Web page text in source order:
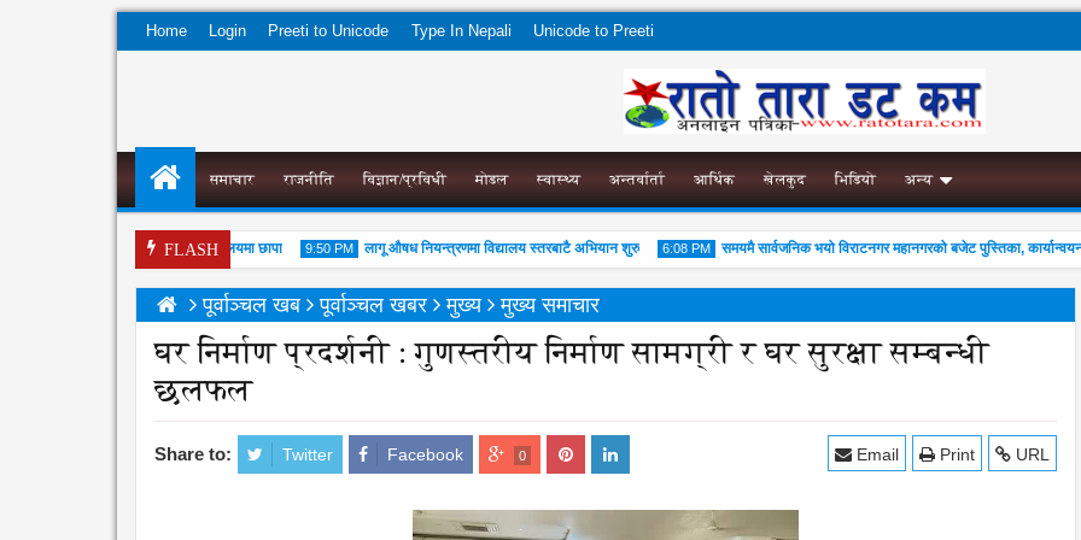
Home Login Preeti to Unicode Type In Nepali Unicode to Preeti
समाचार राजनीति विज्ञान/प्रविधी मोडल स्वास्थ्य अन्तर्वार्ता आर्थिक खेलकुद भिडियो अन्य
FLASH
नेपाल आयल निगमको प्रादेशिक कार्यालयमा छापा 9:50 PM
04 2026
लागू औषध नियन्त्रणमा विद्यालय स्तरबाटै अभियान शुरु 6:08 PM
04 2026
समयमै सार्वजनिक भयो विराटनगर महानगरको बजेट पुस्तिका, कार्यान्वयन
पूर्वाञ्चल खब पूर्वाञ्चल खबर मुख्य मुख्य समाचार
घर निर्माण प्रदर्शनी : गुणस्तरीय निर्माण सामग्री र घर सुरक्षा सम्बन्धी
छलफल
Share to: Twitter Facebook 0 URL
Print
Email